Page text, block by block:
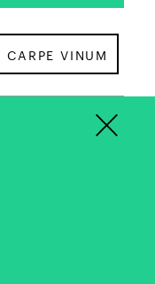
CARPE VINUM
×